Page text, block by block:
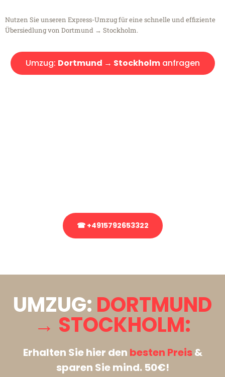
Nutzen Sie unseren Express-Umzug für eine schnelle und effiziente
Übersiedlung von Dortmund → Stockholm.
Umzug: Dortmund → Stockholmanfragen
☎ +4915792653322
UMZUG: DORTMUND
→ STOCKHOLM:
Erhalten Sie hier den besten Preis&
sparen Sie mind. 50€!